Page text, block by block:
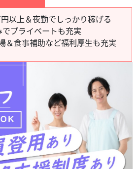
円以上＆夜勤でしっかり稼げる
プライベートも充実
＆食事補助など福利厚生も充実